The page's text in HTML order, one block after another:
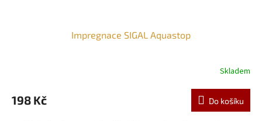
Impregnace SIGAL Aquastop
Skladem
198 Kč Do košíku